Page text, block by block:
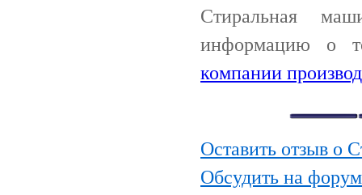
Стиральная
информацию о
компании
Оставить отзыв о
Обсудить на